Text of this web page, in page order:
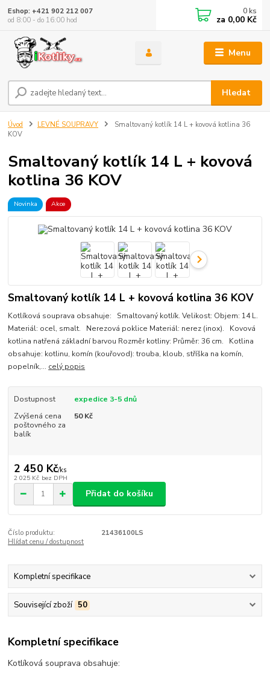
Menu
Hledat
Eshop: +421 902 212 007
od 8:00 - do 16:00 hod
0 ks
za 0,00 Kč
Úvod LEVNÉ SOUPRAVY
Smaltovaný kotlík 14 L + kovová kotlina 36
KOV
Smaltovaný kotlík 14 L + kovová
kotlina 36 KOV
Novinka Akce
Smaltovaný kotlík 14 L + kovová kotlina 36 KOV
Kotlíková souprava obsahuje: Smaltovaný kotlík. Velikost: Objem: 14 L.
Materiál: ocel, smalt. Nerezová poklice Materiál: nerez (inox). Kovová
kotlina natřená základní barvou Rozměr kotliny: Průměr: 36 cm. Kotlina
obsahuje: kotlinu, komín (kouřovod): trouba, kloub, stříška na komín,
popelník,... celý popis
Dostupnost
expedice 3-5 dnů
Zvýšená cena
poštovného za
balík
50 Kč
2 450 Kč/ks
2 025 Kč bez DPH
Přidat do košíku
Číslo produktu:
21436100LS
Hlídat cenu / dostupnost
Kompletní specifikace
Související zboží 50
Kompletní specifikace
Kotlíková souprava obsahuje: